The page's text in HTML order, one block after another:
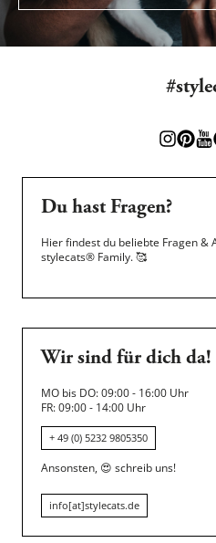
Du hast Fragen?
Hier findest du beliebte Fragen &
stylecats® Family.🥰
Wir sind für dich da!
MO bis DO: 09:00 - 16:00 Uhr
FR: 09:00 - 14:00 Uhr
+ 49 (0) 5232 9805350
Ansonsten, 😍 schreib uns!
info[at]stylecats.de